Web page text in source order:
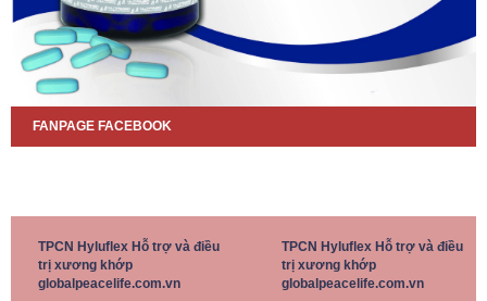
FANPAGE FACEBOOK
TPCN Hyluflex Hỗ trợ và điều
trị xương khớp
globalpeacelife.com.vn
TPCN Hyluflex Hỗ trợ và điều
trị xương khớp
globalpeacelife.com.vn